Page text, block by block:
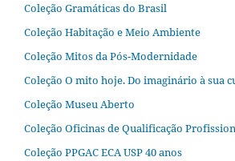
Coleção Gramáticas do Brasil
Coleção Habitação e Meio Ambiente
Coleção Mitos da Pós-Modernidade
Coleção O mito hoje. Do imaginário à sua
Coleção Museu Aberto
Coleção Oficinas de Qualificação
Coleção PPGAC ECA USP 40 anos